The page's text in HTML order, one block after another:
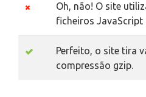
Oh, não! O site
ficheiros JavaScript
Perfeito, o site tira
compressão gzip.